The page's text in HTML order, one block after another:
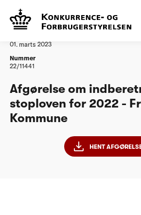
Vandtilsyn
01. marts 2023
Nummer
22/11441
Afgørelse om
stoploven for 2022 -
Kommune
HENT